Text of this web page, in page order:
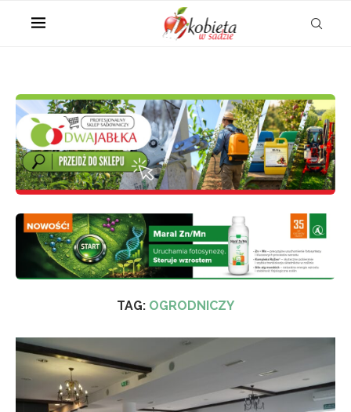
TAG: OGRODNICZY